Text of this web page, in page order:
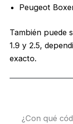
Peugeot
También puede
1.9 y 2.5,
exacto.
¿Con qué